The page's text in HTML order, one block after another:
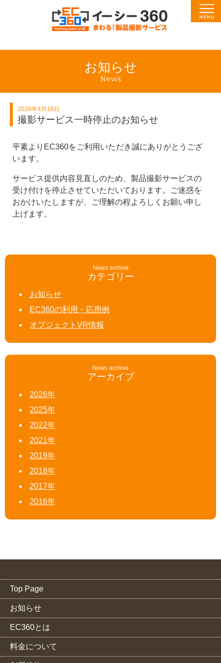
EC360（イー
シー・サンロ
クマル）
お知らせ
News
2026年4月18日
撮影サービス一時停止のお知らせ
平素よりEC360をご利用いただき誠にありがとうござ
います。
サービス提供内容見直しのため、製品撮影サービスの
受け付けを停止させていただいております。ご迷惑を
おかけいたしますが、ご理解の程よろしくお願い申し
上げます。
News srchive
カテゴリー
お知らせ
EC360の利用・応用例
オブジェクトVR情報
News archive
アーカイブ
2026年
2025年
2022年
2021年
2019年
2018年
2017年
2016年
Top Page
お知らせ
EC360とは
料金について